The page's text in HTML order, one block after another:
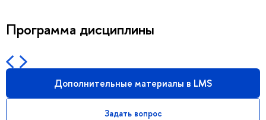
Программа дисциплины
Дополнительные материалы в LMS
Задать вопрос